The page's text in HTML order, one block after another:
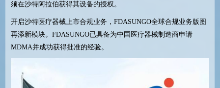
须在沙特阿拉伯获得其设备的授权。
开启沙特医疗器械上市合规业务， FDASUNGO全球合规业务版图
再添新模块。 FDASUNGO已具备为中国医疗器械制造商申请
MDMA并成功获得批准的经验。